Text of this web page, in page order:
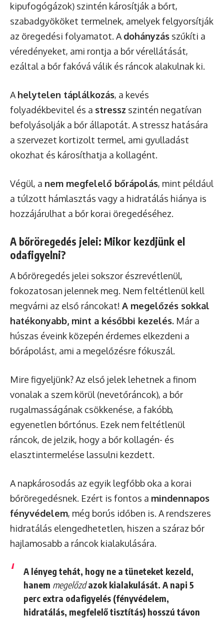
kipufogógázok) szintén károsítják a bőrt,
szabadgyököket termelnek, amelyek felgyorsítják
az öregedési folyamatot. A dohányzás szűkíti a
véredényeket, ami rontja a bőr vérellátását,
ezáltal a bőr fakóvá válik és ráncok alakulnak ki.
A helytelen táplálkozás, a kevés
folyadékbevitel és a stressz szintén negatívan
befolyásolják a bőr állapotát. A stressz hatására
a szervezet kortizolt termel, ami gyulladást
okozhat és károsíthatja a kollagént.
Végül, a nem megfelelő bőrápolás, mint például
a túlzott hámlasztás vagy a hidratálás hiánya is
hozzájárulhat a bőr korai öregedéséhez.
A bőröregedés jelei: Mikor kezdjünk el
odafigyelni?
A bőröregedés jelei sokszor észrevétlenül,
fokozatosan jelennek meg. Nem feltétlenül kell
megvárni az első ráncokat! A megelőzés sokkal
hatékonyabb, mint a későbbi kezelés. Már a
húszas éveink közepén érdemes elkezdeni a
bőrápolást, ami a megelőzésre fókuszál.
Mire figyeljünk? Az első jelek lehetnek a finom
vonalak a szem körül (nevetőráncok), a bőr
rugalmasságának csökkenése, a fakóbb,
egyenetlen bőrtónus. Ezek nem feltétlenül
ráncok, de jelzik, hogy a bőr kollagén- és
elasztintermelése lassulni kezdett.
A napkárosodás az egyik legfőbb oka a korai
bőröregedésnek. Ezért is fontos a mindennapos
fényvédelem, még borús időben is. A rendszeres
hidratálás elengedhetetlen, hiszen a száraz bőr
hajlamosabb a ráncok kialakulására.
A lényeg tehát, hogy ne a tüneteket kezeld,
hanem megelőzdazok kialakulását. A napi 5
perc extra odafigyelés (fényvédelem,
hidratálás, megfelelő tisztítás) hosszú távon